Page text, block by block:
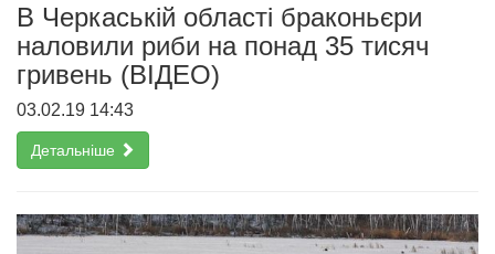
В Черкаській області браконьєри
наловили риби на понад 35 тисяч
гривень (ВІДЕО)
03.02.19 14:43
Детальніше